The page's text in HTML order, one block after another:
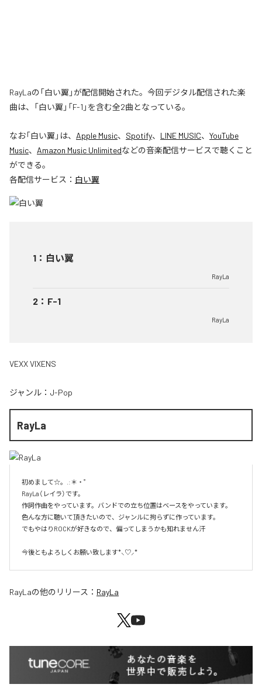
RayLaの「白い翼」が配信開始された。今回デジタル配信された楽
曲は、「白い翼」「F-1」を含む全2曲となっている。
なお「白い翼 」は、 Apple Music、 Spotify、 LINE MUSIC、 YouTube
Music、 Amazon Music Unlimitedなどの音楽配信サービスで聴くこと
ができる。
各配信サービス： 白い翼
1 ： 白い翼
RayLa
2 ： F-1
RayLa
VEXX VIXENS
ジャンル： J-Pop
RayLa
初めまして☆。.:＊・゜
RayLa（レイラ）です。
作詞作曲をやっています。バンドでの立ち位置はベースをやっています。
色んな方に聴いて頂きたいので、ジャンルに拘らずに作っています。
でもやはりROCKが好きなので、偏ってしまうかも知れません汗
今後ともよろしくお願い致します*⸜♡⸝*
RayLaの他のリリース： RayLa